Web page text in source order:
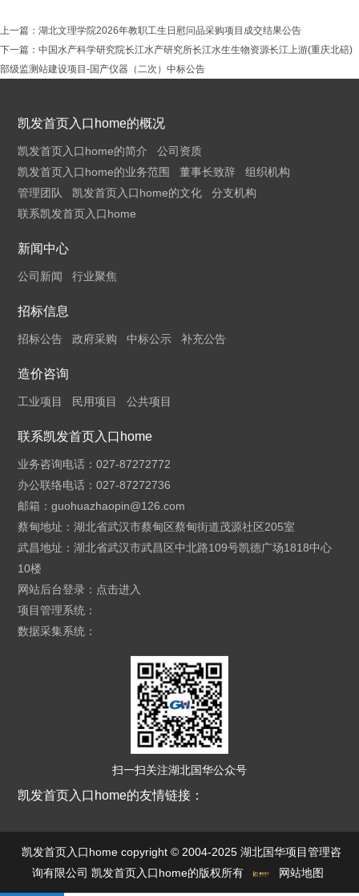
上一篇： 湖北文理学院2026年教职工生日慰问品采购项目成交结果公告
下一篇： 中国水产科学研究院长江水产研究所长江水生生物资源长江上游(重庆北碚)
部级监测站建设项目-国产仪器（二次）中标公告
凯发首页入口home的概况
凯发首页入口home的简介
公司资质
凯发首页入口home的业务范围
董事长致辞
组织机构
管理团队
凯发首页入口home的文化
分支机构
联系凯发首页入口home
新闻中心
公司新闻 行业聚焦
招标信息
招标公告 政府采购 中标公示 补充公告
造价咨询
工业项目 民用项目 公共项目
联系凯发首页入口home
业务咨询电话：027-87272772
办公联络电话：027-87272736
邮箱：guohuazhaopin@126.com
蔡甸地址：湖北省武汉市蔡甸区蔡甸街道茂源社区205室
武昌地址：湖北省武汉市武昌区中北路109号凯德广场1818中心
10楼
网站后台登录： 点击进入
项目管理系统：
数据采集系统：
扫一扫关注湖北国华公众号
凯发首页入口home的友情链接：
凯发首页入口home copyright © 2004-2025 湖北国华项目管理咨
询有限公司 凯发首页入口home的版权所有
网站地图